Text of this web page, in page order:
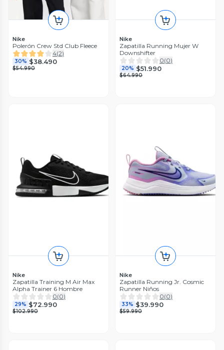
Nike
Polerón Crew Std Club Fleece
4(2)
30% $38.490
$54.990
Nike
Zapatilla Running Mujer W
Downshifter
0(0)
20% $51.990
$64.990
Nike
Zapatilla Training M Air Max
Alpha Trainer 6 Hombre
0(0)
29% $72.990
$102.990
Nike
Zapatilla Running Jr. Cosmic
Runner Niños
0(0)
33% $39.990
$59.990